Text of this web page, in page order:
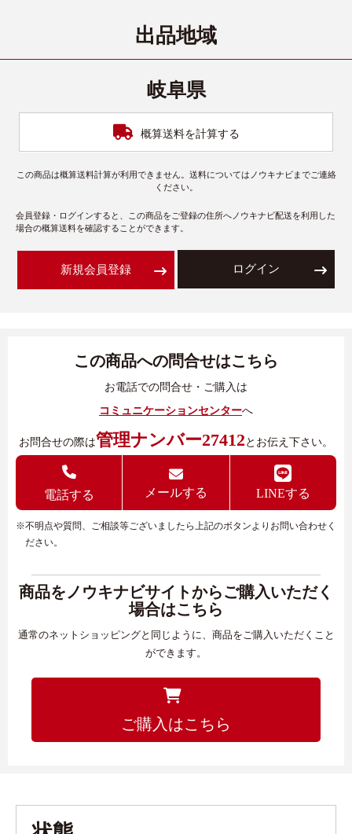
出品地域
岐阜県
概算送料を計算する
この商品は概算送料計算が利用できません。送料についてはノウキナビまでご連絡
ください。
会員登録・ログインすると、この商品をご登録の住所へノウキナビ配送を利用した
場合の概算送料を確認することができます。
新規会員登録 ログイン
この商品への問合せはこちら
お電話での問合せ・ご購入は
コミュニケーションセンターへ
お問合せの際は管理ナンバー27412 とお伝え下さい。
電話する メールする LINEする
※不明点や質問、ご相談等ございましたら上記のボタンよりお問い合わせく
ださい。
商品をノウキナビサイトからご購入いただく
場合はこちら
通常のネットショッピングと同じように、商品をご購入いただくこと
ができます。
ご購入はこちら